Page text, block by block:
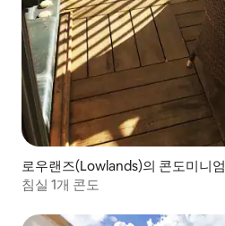
로우랜즈(Lowlands)의 콘도미니엄
침실 1개 콘도